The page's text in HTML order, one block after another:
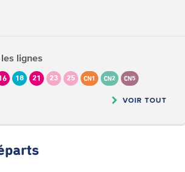
lignes
18 21 23 25 CN1 CN2 CN5
VOIR TOUT